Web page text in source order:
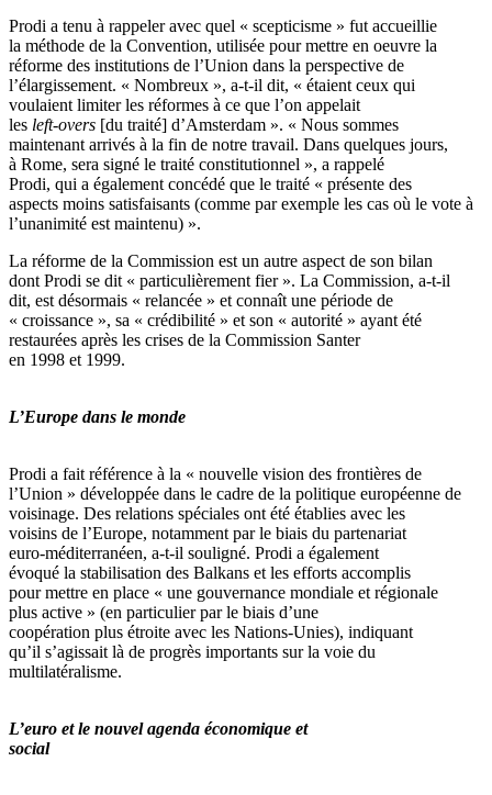
Prodi a tenu à rappeler avec quel « scepticisme » fut accueillie
la méthode de la Convention, utilisée pour mettre en oeuvre la
réforme des institutions de l’Union dans la perspective de
l’élargissement. « Nombreux », a-t-il dit, « étaient ceux qui
voulaient limiter les réformes à ce que l’on appelait
les left-overs [du traité] d’Amsterdam ». « Nous sommes
maintenant arrivés à la fin de notre travail. Dans quelques jours,
à Rome, sera signé le traité constitutionnel », a rappelé
Prodi, qui a également concédé que le traité « présente des
aspects moins satisfaisants (comme par exemple les cas où le vote à
l’unanimité est maintenu) ».
La réforme de la Commission est un autre aspect de son bilan
dont Prodi se dit « particulièrement fier ». La Commission, a-t-il
dit, est désormais « relancée » et connaît une période de
« croissance », sa « crédibilité » et son « autorité » ayant été
restaurées après les crises de la Commission Santer
en 1998 et 1999.
L’Europe dans le monde
Prodi a fait référence à la « nouvelle vision des frontières de
l’Union » développée dans le cadre de la politique européenne de
voisinage. Des relations spéciales ont été établies avec les
voisins de l’Europe, notamment par le biais du partenariat
euro-méditerranéen, a-t-il souligné. Prodi a également
évoqué la stabilisation des Balkans et les efforts accomplis
pour mettre en place « une gouvernance mondiale et régionale
plus active » (en particulier par le biais d’une
coopération plus étroite avec les Nations-Unies), indiquant
qu’il s’agissait là de progrès importants sur la voie du
multilatéralisme.
L’euro et le nouvel agenda économique et
social